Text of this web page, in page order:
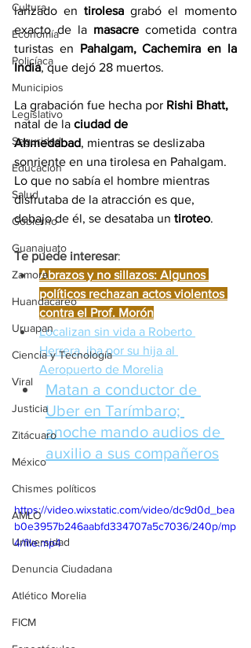
Cultura
Economía
Policíaca
Municipios
Legislativo
Seguridad
Educación
Salud
Gobierno
Guanajuato
Zamora
Huandacareo
Uruapan
Ciencia y Tecnología
Viral
Justicia
Zitácuaro
México
Chismes políticos
AMLO
Universidad
Denuncia Ciudadana
Atlético Morelia
FICM
lanzado en tirolesa grabó el momento
exacto de la masacre cometida contra
turistas en Pahalgam, Cachemira en la
India, que dejó 28 muertos.
La grabación fue hecha por Rishi Bhatt,
natal de la ciudad de
Ahmedabad, mientras se deslizaba
sonriente en una tirolesa en Pahalgam.
Lo que no sabía el hombre mientras
disfrutaba de la atracción es que,
debajo de él, se desataba un tiroteo.
Te puede interesar:
Abrazos y no sillazos: Algunos
políticos rechazan actos violentos
contra el Prof. Morón
Localizan sin vida a Roberto
Herrera, iba por su hija al
Aeropuerto de Morelia
Matan a conductor de
Uber en Tarímbaro;
anoche mando audios de
auxilio a sus compañeros
https://video.wixstatic.com/video/dc9d0d_bea
b0e3957b246aabfd334707a5c7036/240p/mp
4/file.mp4